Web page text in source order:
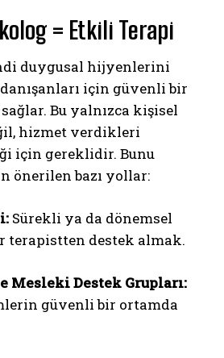
= Etkili Terapi
duygusal hijyenlerini
için güvenli bir
Bu yalnızca kişisel
hizmet verdikleri
için gereklidir. Bunu
önerilen bazı yollar:
Sürekli ya da dönemsel
terapistten destek almak.
Mesleki Destek Grupları:
güvenli bir ortamda